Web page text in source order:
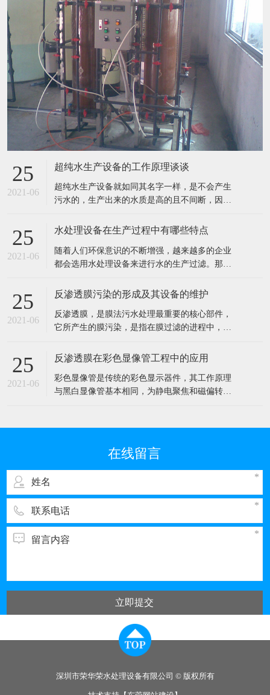
25
2021-06
超纯水生产设备的工作原理谈谈
超纯水生产设备就如同其名字一样，是不会产生
污水的，生产出来的水质是高的且不间断，因此
要也是用在水处理和电子工业以及实验室呀等行
产设备的工作过程通过交换羟基离子或氢氧根离
子去除不想要的离子，然后将这些
25
2021-06
水处理设备在生产过程中有哪些特点
随着人们环保意识的不断增强，越来越多的企业
都会选用水处理设备来进行水的生产过滤。那
出水水质好。 2、工业食品超纯水设备多采用多
预处理，能有效去除原水中的悬浮物、胶体、泥
沙、异味等杂质，处理后的水能能
25
2021-06
反渗透膜污染的形成及其设备的维护
反渗透膜，是膜法污水处理最重要的核心部件，
它所产生的膜污染，是指在膜过滤的进程中，水
让膜孔径变小或者是阻塞。反渗透膜作为深圳反
的要素、损害。 1、反渗透体系污染 反渗透体系
的污染通常指体系进水中所含的无
25
2021-06
反渗透膜在彩色显像管工程中的应用
彩色显像管是传统的彩色显示器件，其工作原理
与黑白显像管基本相同，为静电聚焦和磁偏转方
我国排污的大户之一。与电子工业其它领域一
水，而经过彩管制造车间使用的纯水，排出时都
在线留言
立即提交
深圳市荣华荣水处理设备有限公司 © 版权所有